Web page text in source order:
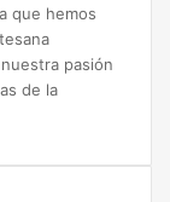
que hemos
pasión
de la